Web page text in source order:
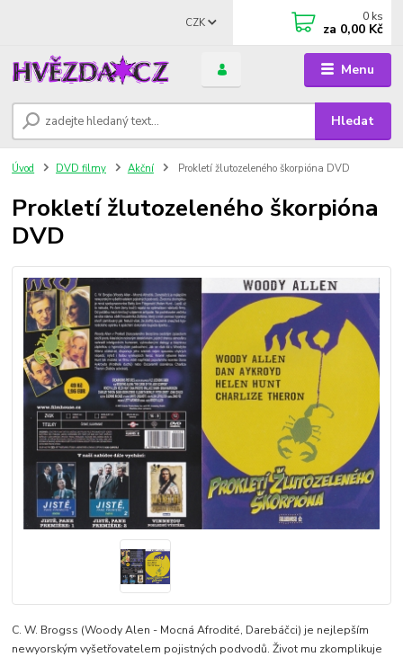
Menu
CZK
Hledat
0 ks
za 0,00 Kč
Úvod DVD filmy Akční Prokletí žlutozeleného škorpióna DVD
Prokletí žlutozeleného škorpióna
DVD
C. W. Brogss (Woody Alen - Mocná Afrodité, Darebáčci) je nejlepším
newyorským vyšetřovatelem pojistných podvodů. Život mu zkomplikuje